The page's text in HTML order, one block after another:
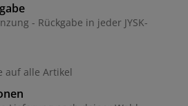
- Rückgabe in jeder JYSK-
auf alle Artikel